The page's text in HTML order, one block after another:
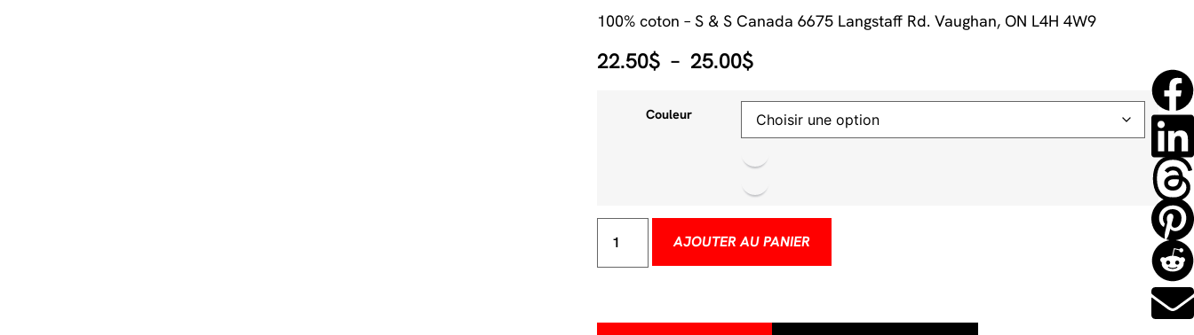
100% coton – S & S Canada 6675 Langstaff Rd. Vaughan, ON L4H 4W9
22.50$ – 25.00$
Couleur
AJOUTER AU PANIER